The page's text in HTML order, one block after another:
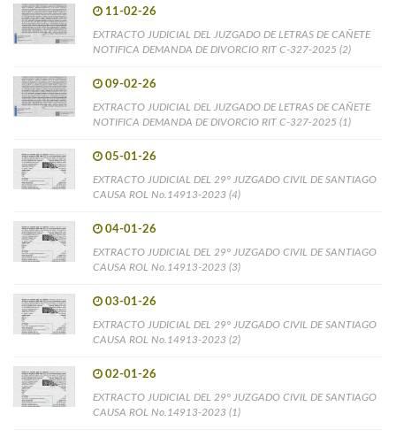
11-02-26
EXTRACTO JUDICIAL DEL JUZGADO DE LETRAS DE CAÑETE
NOTIFICA DEMANDA DE DIVORCIO RIT C-327-2025 (2)
09-02-26
EXTRACTO JUDICIAL DEL JUZGADO DE LETRAS DE CAÑETE
NOTIFICA DEMANDA DE DIVORCIO RIT C-327-2025 (1)
05-01-26
EXTRACTO JUDICIAL DEL 29° JUZGADO CIVIL DE SANTIAGO
CAUSA ROL No.14913-2023 (4)
04-01-26
EXTRACTO JUDICIAL DEL 29° JUZGADO CIVIL DE SANTIAGO
CAUSA ROL No.14913-2023 (3)
03-01-26
EXTRACTO JUDICIAL DEL 29° JUZGADO CIVIL DE SANTIAGO
CAUSA ROL No.14913-2023 (2)
02-01-26
EXTRACTO JUDICIAL DEL 29° JUZGADO CIVIL DE SANTIAGO
CAUSA ROL No.14913-2023 (1)